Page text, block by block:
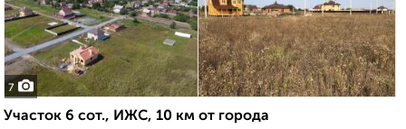
7
Участок 6 сот., ИЖС, 10 км от города